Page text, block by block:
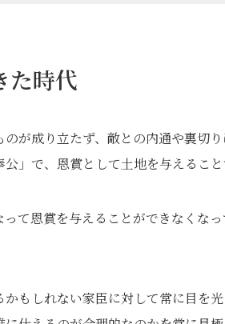
た時代
が成り立たず、敵との内通や裏切
」で、恩賞として土地を与えること
て恩賞を与えることができなくな
もしれない家臣に対して常に目を